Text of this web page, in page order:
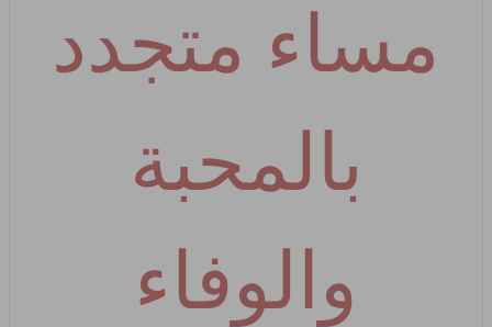
مساء متجدد
بالمحبة
والوفاء